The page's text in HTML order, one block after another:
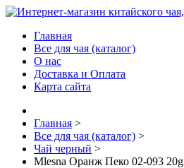
Главная
Все для чая (каталог)
О нас
Доставка и Оплата
Карта сайта
Главная >
Все для чая (каталог) >
Чай черный >
Mlesna Оранж Пеко 02-093 20g